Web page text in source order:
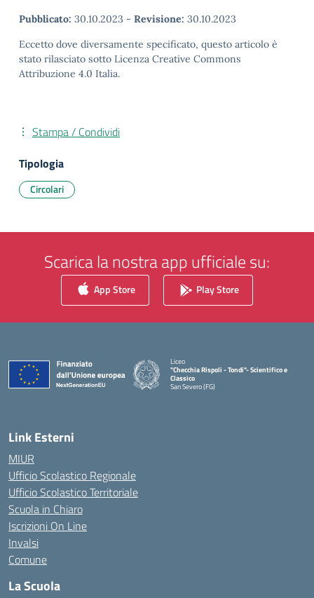
Pubblicato: 30.10.2023 - Revisione: 30.10.2023
Eccetto dove diversamente specificato, questo articolo è
stato rilasciato sotto Licenza Creative Commons
Attribuzione 4.0 Italia.
Stampa / Condividi
Tipologia
Circolari
Scarica la nostra app ufficiale su:
App Store Play Store
Liceo
"Checchia Rispoli - Tondi"- Scientifico e
Classico
San Severo (FG)
Link Esterni
MIUR
Ufficio Scolastico Regionale
Ufficio Scolastico Territoriale
Scuola in Chiaro
Iscrizioni On Line
Invalsi
Comune
La Scuola